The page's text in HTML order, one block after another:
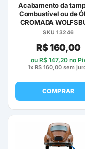
Acabamento da
Combustível ou de
CROMADA
SKU 13246
R$160,00
ou R$147,20no
1x R$160,00sem
COMPRAR